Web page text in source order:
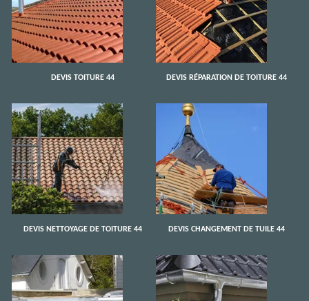
DEVIS TOITURE 44 DEVIS RÉPARATION DE TOITURE 44
DEVIS NETTOYAGE DE TOITURE 44 DEVIS CHANGEMENT DE TUILE 44